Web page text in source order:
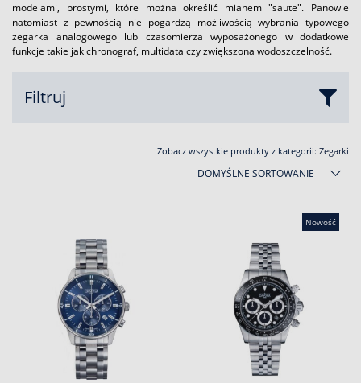
modelami, prostymi, które można określić mianem "saute". Panowie
natomiast z pewnością nie pogardzą możliwością wybrania typowego
zegarka analogowego lub czasomierza wyposażonego w dodatkowe
funkcje takie jak chronograf, multidata czy zwiększona wodoszczelność.
Filtruj
Zobacz wszystkie produkty z kategorii: Zegarki
DOMYŚLNE SORTOWANIE
Nowość